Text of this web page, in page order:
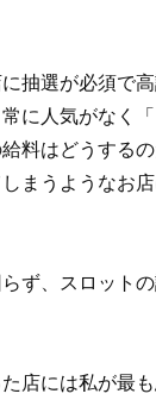
抽選が必須で
に人気がなく
料はどうする
まうようなお
ず、スロット
店には私が最